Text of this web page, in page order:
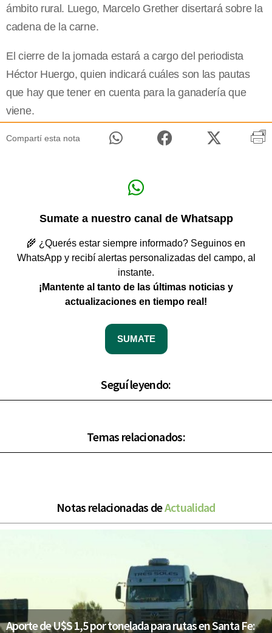
ámbito rural. Luego, Marcelo Grether disertará sobre la
cadena de la carne.
El cierre de la jornada estará a cargo del periodista
Héctor Huergo, quien indicará cuáles son las pautas
que hay que tener en cuenta para la ganadería que
viene.
Compartí esta nota
Sumate a nuestro canal de Whatsapp
🌾 ¿Querés estar siempre informado? Seguinos en
WhatsApp y recibí alertas personalizadas del campo, al
instante.
¡Mantente al tanto de las últimas noticias y
actualizaciones en tiempo real!
SUMATE
Seguí leyendo:
Temas relacionados:
Notas relacionadas deActualidad
Aporte de U$S 1,5 por tonelada para rutas en Santa Fe: